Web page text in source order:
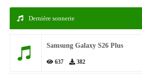
Dernière sonnerie
Samsung Galaxy S26 Plus
637 382